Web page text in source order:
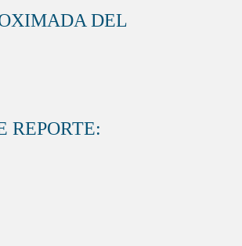
DEL
REPORTE: